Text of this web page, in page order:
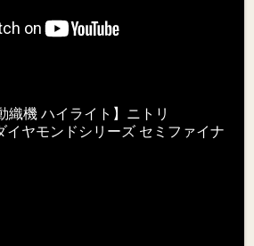
織機 ハイライト】ニトリ
イヤモンドシリーズ セミファイナ